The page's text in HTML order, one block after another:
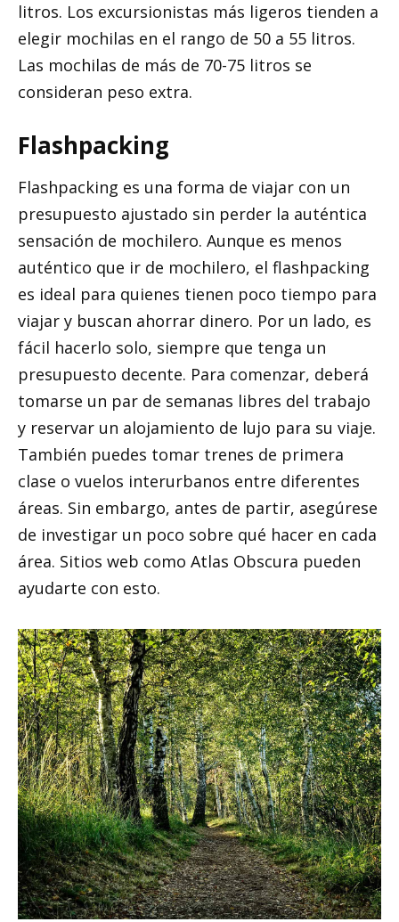
litros. Los excursionistas más ligeros tienden a
elegir mochilas en el rango de 50 a 55 litros.
Las mochilas de más de 70-75 litros se
consideran peso extra.
Flashpacking
Flashpacking es una forma de viajar con un
presupuesto ajustado sin perder la auténtica
sensación de mochilero. Aunque es menos
auténtico que ir de mochilero, el flashpacking
es ideal para quienes tienen poco tiempo para
viajar y buscan ahorrar dinero. Por un lado, es
fácil hacerlo solo, siempre que tenga un
presupuesto decente. Para comenzar, deberá
tomarse un par de semanas libres del trabajo
y reservar un alojamiento de lujo para su viaje.
También puedes tomar trenes de primera
clase o vuelos interurbanos entre diferentes
áreas. Sin embargo, antes de partir, asegúrese
de investigar un poco sobre qué hacer en cada
área. Sitios web como Atlas Obscura pueden
ayudarte con esto.